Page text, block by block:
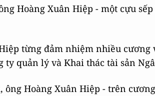
Hoàng Xuân Hiệp - một cựu
từng đảm nhiệm nhiều cương
ty quản lý và Khai thác tài sản
ông Hoàng Xuân Hiệp - trên